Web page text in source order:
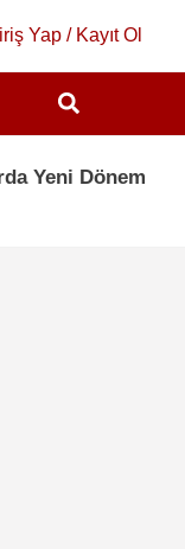
Yap / Kayıt Ol
Yeni Dönem